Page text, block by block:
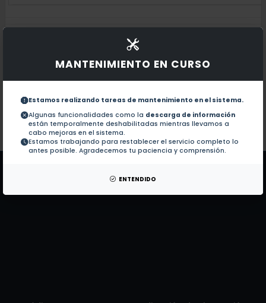
MANTENIMIENTO EN CURSO
Estamos realizando tareas de mantenimiento en el sistema.
Algunas funcionalidades como la descarga de información
están temporalmente deshabilitadas mientras llevamos a
cabo mejoras en el sistema.
Estamos trabajando para restablecer el servicio completo lo
antes posible. Agradecemos tu paciencia y comprensión.
ENTENDIDO
Colaboraciones en Tesis:
No hay tesis de este autor.
Patentes:
No hay patentes de este autor.